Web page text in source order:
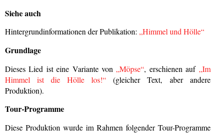
Siehe auch
Hintergrundinformationen der Publikation: „Himmel und Hölle“
Grundlage
Dieses Lied ist eine Variante von „Möpse“, erschienen auf „Im
Himmel ist die Hölle los!“ (gleicher Text, aber andere
Produktion).
Tour-Programme
Diese Produktion wurde im Rahmen folgender Tour-Programme